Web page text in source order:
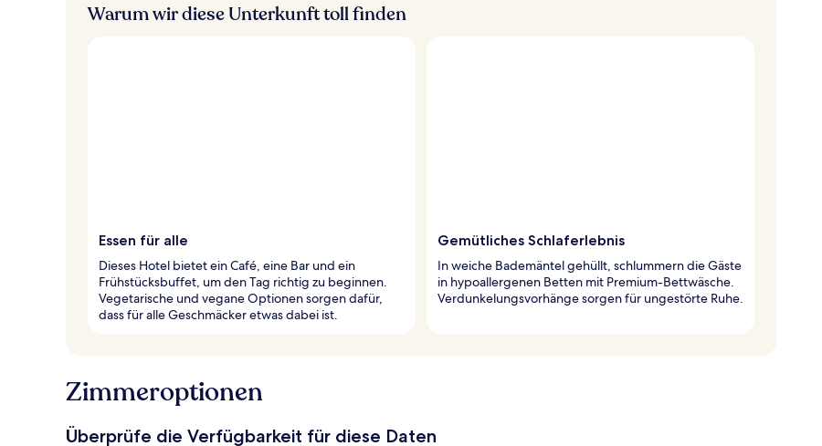
Warum wir diese Unterkunft toll finden
Essen für alle
Dieses Hotel bietet ein Café, eine Bar und ein
Frühstücksbuffet, um den Tag richtig zu beginnen.
Vegetarische und vegane Optionen sorgen dafür,
dass für alle Geschmäcker etwas dabei ist.
Gemütliches Schlaferlebnis
In weiche Bademäntel gehüllt, schlummern die Gäste
in hypoallergenen Betten mit Premium-Bettwäsche.
Verdunkelungsvorhänge sorgen für ungestörte Ruhe.
Zimmeroptionen
Überprüfe die Verfügbarkeit für diese Daten